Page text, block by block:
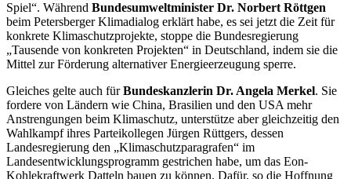
Spiel“. Während Bundesumweltminister Dr. Norbert Röttgen
beim Petersberger Klimadialog erklärt habe, es sei jetzt die Zeit für
konkrete Klimaschutzprojekte, stoppe die Bundesregierung
„Tausende von konkreten Projekten“ in Deutschland, indem sie die
Mittel zur Förderung alternativer Energieerzeugung sperre.
Gleiches gelte auch fürBundeskanzlerin Dr. Angela Merkel. Sie
fordere von Ländern wie China, Brasilien und den USA mehr
Anstrengungen beim Klimaschutz, unterstütze aber gleichzeitig den
Wahlkampf ihres Parteikollegen Jürgen Rüttgers, dessen
Landesregierung den „Klimaschutzparagrafen“ im
Landesentwicklungsprogramm gestrichen habe, um das Eon-
Kohlekraftwerk Datteln bauen zu können. Dafür, so die Hoffnung